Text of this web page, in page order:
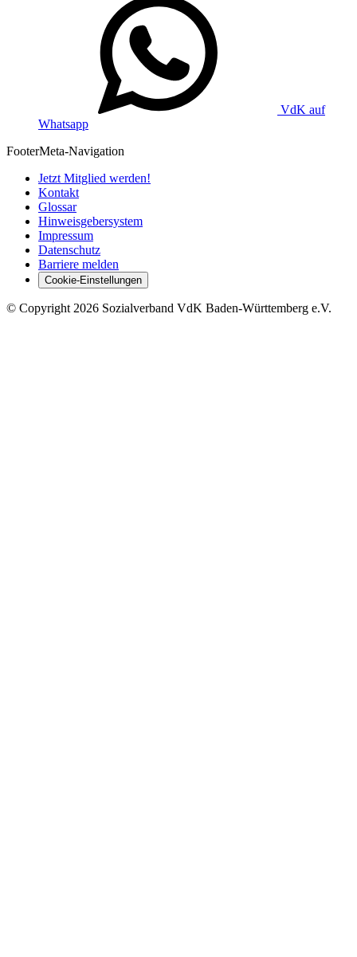
VdK auf
Whatsapp
FooterMeta-Navigation
Jetzt Mitglied werden!
Kontakt
Glossar
Hinweisgebersystem
Impressum
Datenschutz
Barriere melden
Cookie-Einstellungen
© Copyright 2026 Sozialverband VdK Baden-Württemberg e.V.